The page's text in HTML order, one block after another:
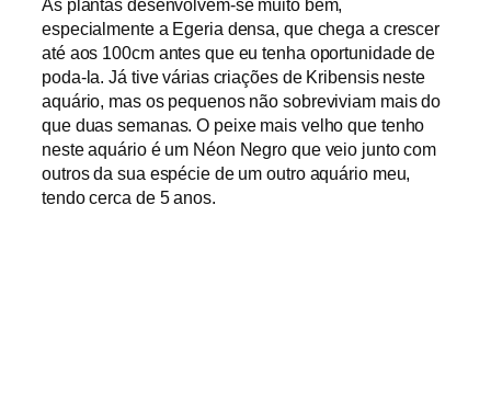
especialmente a Egeria densa, que chega a crescer
até aos 100cm antes que eu tenha oportunidade de
poda-la. Já tive várias criações de Kribensis neste
aquário, mas os pequenos não sobreviviam mais do
que duas semanas. O peixe mais velho que tenho
neste aquário é um Néon Negro que veio junto com
outros da sua espécie de um outro aquário meu,
tendo cerca de 5 anos.